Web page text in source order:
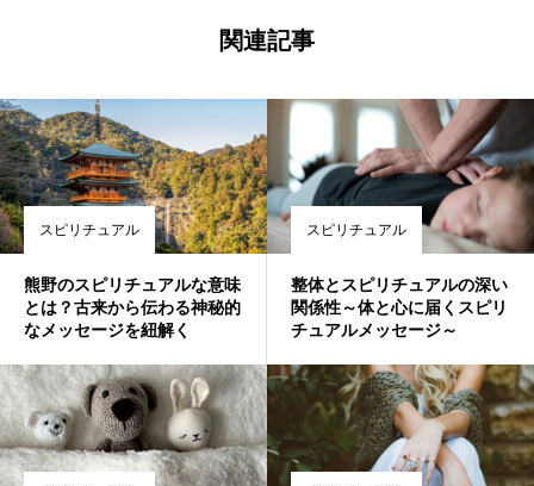
関連記事
スピリチュアル
熊野のスピリチュアルな意味
とは？古来から伝わる神秘的
なメッセージを紐解く
スピリチュアル
整体とスピリチュアルの深い
関係性～体と心に届くスピリ
チュアルメッセージ～